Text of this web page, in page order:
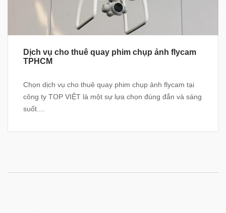
Dịch vụ cho thuê quay phim chụp ảnh flycam
TPHCM
Chọn dịch vụ cho thuê quay phim chụp ảnh flycam tại
công ty TOP VIỆT là một sự lựa chọn đúng đắn và sáng
suốt....